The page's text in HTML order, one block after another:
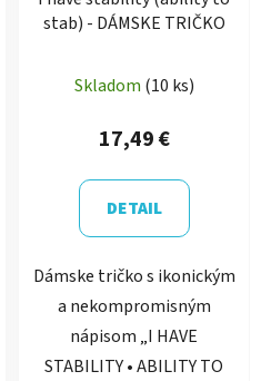
stab) - DÁMSKE TRIČKO
Skladom (10 ks)
17,49 €
DETAIL
Dámske tričko s ikonickým
a nekompromisným
nápisom „I HAVE
STABILITY • ABILITY TO